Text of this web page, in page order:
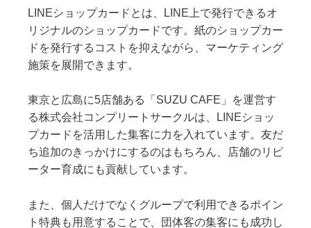
LINEショップカードとは、LINE上で発行できるオ
リジナルのショップカードです。紙のショップカー
ドを発行するコストを抑えながら、マーケティング
施策を展開できます。
東京と広島に5店舗ある「SUZU CAFE」を運営す
る株式会社コンプリートサークルは、LINEショッ
プカードを活用した集客に力を入れています。友だ
ち追加のきっかけにするのはもちろん、店舗のリピ
ーター育成にも貢献しています。
また、個人だけでなくグループで利用できるポイン
ト特典も用意することで、団体客の集客にも成功し